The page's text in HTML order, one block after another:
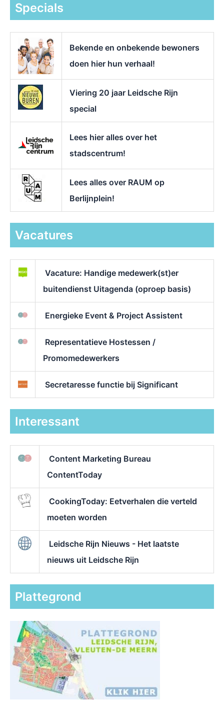
a
Specials
Bekende en onbekende bewoners
doen hier hun verhaal!
Viering 20 jaar Leidsche Rijn
special
Lees hier alles over het
stadscentrum!
Lees alles over RAUM op
Berlijnplein!
Vacatures
Vacature: Handige medewerk(st)er
buitendienst Uitagenda (oproep basis)
Energieke Event & Project Assistent
Representatieve Hostessen /
Promomedewerkers
Secretaresse functie bij Significant
Interessant
Content Marketing Bureau
ContentToday
CookingToday: Eetverhalen die verteld
moeten worden
Leidsche Rijn Nieuws - Het laatste
nieuws uit Leidsche Rijn
Plattegrond